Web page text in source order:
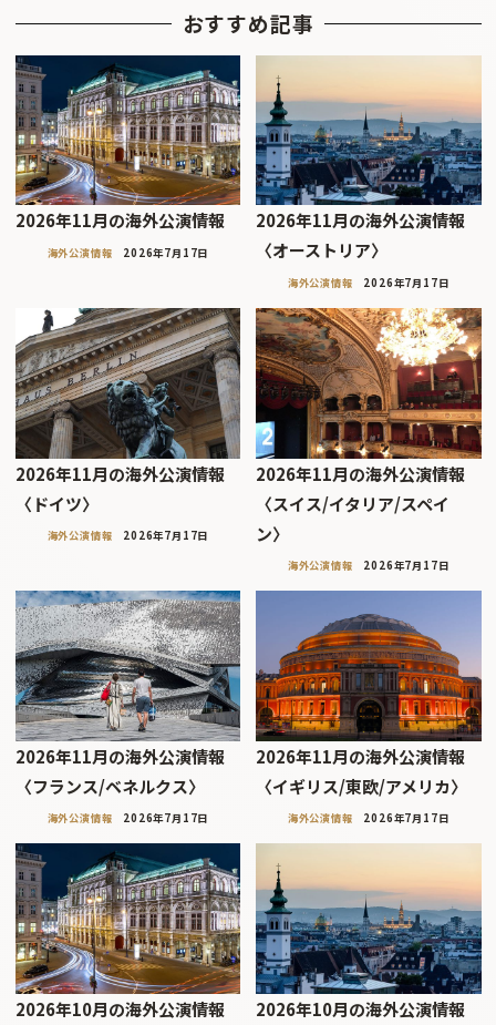
おすすめ記事
2026年11月の海外公演情報
海外公演情報 2026年7月17日
2026年11月の海外公演情報
〈オーストリア〉
海外公演情報 2026年7月17日
2026年11月の海外公演情報
〈ドイツ〉
海外公演情報 2026年7月17日
2026年11月の海外公演情報
〈スイス/イタリア/スペイ
ン〉
海外公演情報 2026年7月17日
2026年11月の海外公演情報
〈フランス/ベネルクス〉
海外公演情報 2026年7月17日
2026年11月の海外公演情報
〈イギリス/東欧/アメリカ〉
海外公演情報 2026年7月17日
2026年10月の海外公演情報
2026年10月の海外公演情報